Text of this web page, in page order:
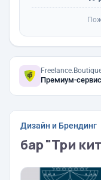
Премиум-
Дизайн и Брендинг
бар "Три